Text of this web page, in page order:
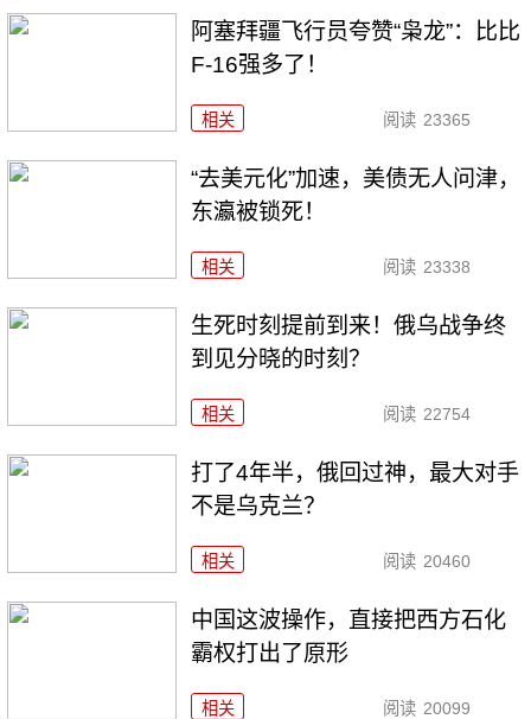
阿塞拜疆飞行员夸赞“枭龙”：比比
F-16强多了！
相关 阅读 23365
“去美元化”加速，美债无人问津，
东瀛被锁死！
相关 阅读 23338
生死时刻提前到来！俄乌战争终
到见分晓的时刻？
相关 阅读 22754
打了4年半，俄回过神，最大对手
不是乌克兰？
相关 阅读 20460
中国这波操作，直接把西方石化
霸权打出了原形
相关 阅读 20099